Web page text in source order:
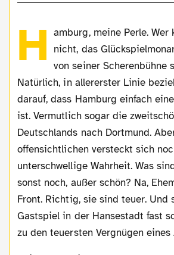
H amburg, meine Perle. Wer
nicht, das
von seiner Scherenbühne
Natürlich, in allererster Linie
darauf, dass Hamburg einfach
ist. Vermutlich sogar die
Deutschlands nach Dortmund.
offensichtlichen versteckt sich
unterschwellige Wahrheit. Was
sonst noch, außer schön? Na,
Front. Richtig, sie sind teuer. Und
Gastspiel in der Hansestadt fast
zu den teuersten Vergnügen eines